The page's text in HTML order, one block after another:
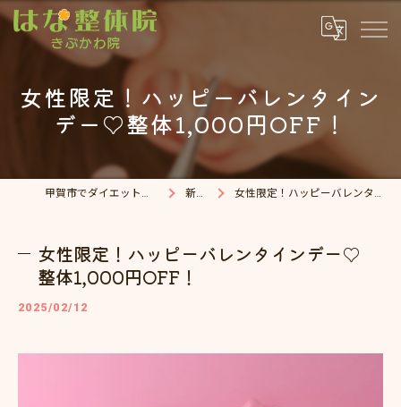
女性限定！ハッピーバレンタイン
デー♡整体1,000円OFF！
甲賀市でダイエット・整体院ならはな整体院 新着情報 女性限定！ハッピーバレンタインデー♡整体1,000円OFF！
女性限定！ハッピーバレンタインデー♡
整体1,000円OFF！
2025/02/12